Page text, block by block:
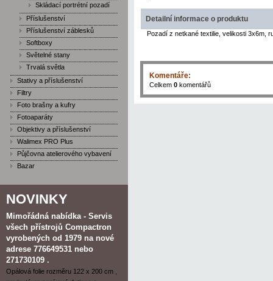
Skládací portrétní pozadí
Příslušenství
Příslušenství záblesků
Softboxy
Světelné stany
Trvalá světla
Stativy a příslušenství
Filtry
Foto brašny a kufry
Fotoaparáty
Objektivy a příslušenství
Walimex PRO Plus
Půjčovna atelierového vybavení
Bazar
NOVINKY
Mimořádná nabídka - Servis
všech přístrojů Compactron
vyrobených od 1979 na nové
adrese 776649531 nebo
271730109 .
Opálová folie rozměru 122 x 200 cm ,
Detailní informace o produktu
Pozadí z netkané textilie, velikosti 3x6m,
Komentáře:
Celkem 0 komentářů